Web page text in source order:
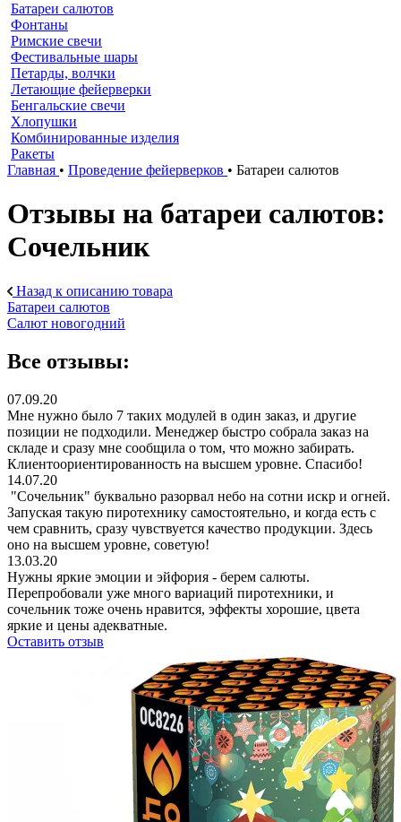
Батареи салютов
Фонтаны
Римские свечи
Фестивальные шары
Петарды, волчки
Летающие фейерверки
Бенгальские свечи
Хлопушки
Комбинированные изделия
Ракеты
Главная • Проведение фейерверков • Батареи салютов
Отзывы на батареи салютов:
Сочельник
Назад к описанию товара
Батареи салютов
Салют новогодний
Все отзывы:
07.09.20
Мне нужно было 7 таких модулей в один заказ, и другие
позиции не подходили. Менеджер быстро собрала заказ на
складе и сразу мне сообщила о том, что можно забирать.
Клиентоориентированность на высшем уровне. Спасибо!
14.07.20
"Сочельник" буквально разорвал небо на сотни искр и огней.
Запуская такую пиротехнику самостоятельно, и когда есть с
чем сравнить, сразу чувствуется качество продукции. Здесь
оно на высшем уровне, советую!
13.03.20
Нужны яркие эмоции и эйфория - берем салюты.
Перепробовали уже много вариаций пиротехники, и
сочельник тоже очень нравится, эффекты хорошие, цвета
яркие и цены адекватные.
Оставить отзыв